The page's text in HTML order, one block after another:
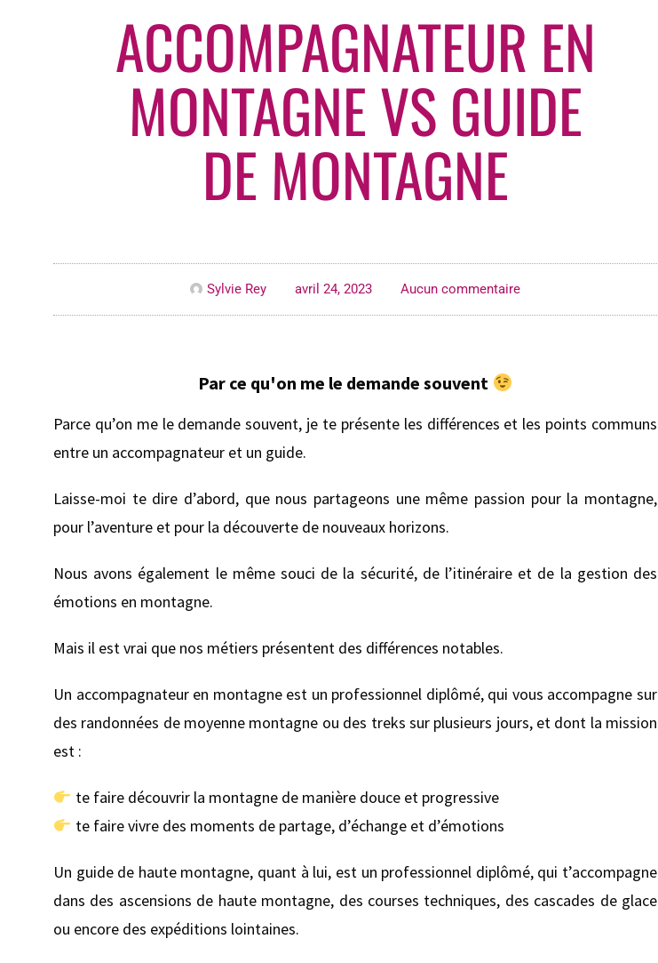
ACCOMPAGNATEUR EN
MONTAGNE VS GUIDE
DE MONTAGNE
Sylvie Rey avril 24, 2023 Aucun commentaire
Par ce qu'on me le demande souvent
Parce qu’on me le demande souvent, je te présente les différences et les points communs
entre un accompagnateur et un guide.
Laisse-moi te dire d’abord, que nous partageons une même passion pour la montagne,
pour l’aventure et pour la découverte de nouveaux horizons.
Nous avons également le même souci de la sécurité, de l’itinéraire et de la gestion des
émotions en montagne.
Mais il est vrai que nos métiers présentent des différences notables.
Un accompagnateur en montagne est un professionnel diplômé, qui vous accompagne sur
des randonnées de moyenne montagne ou des treks sur plusieurs jours, et dont la mission
est :
te faire découvrir la montagne de manière douce et progressive
te faire vivre des moments de partage, d’échange et d’émotions
Un guide de haute montagne, quant à lui, est un professionnel diplômé, qui t’accompagne
dans des ascensions de haute montagne, des courses techniques, des cascades de glace
ou encore des expéditions lointaines.